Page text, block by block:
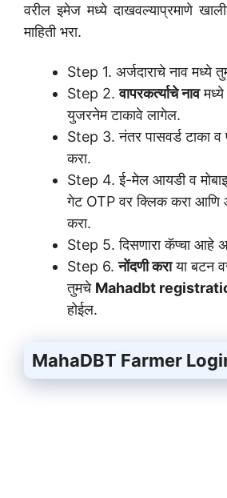
वरील इमेज मध्ये दाखवल्याप्रमाणे
माहिती भरा.
Step 1. अर्जदाराचे नाव मध्ये
Step 2.वापरकर्त्याचे नावमध्ये
युजरनेम टाकावे लागेल.
Step 3. नंतर पासवर्ड टाका व
करा.
Step 4. ई-मेल आयडी व
गेट OTP वर क्लिक करा आणि
करा.
Step 5. दिसणारा कॅप्चा आहे
Step 6.नोंदणी कराया बटन
तुमचे Mahadbt
होईल.
MahaDBT Farmer